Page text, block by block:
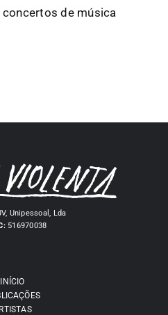
de música
Unipessoal, Lda
516970038
INÍCIO